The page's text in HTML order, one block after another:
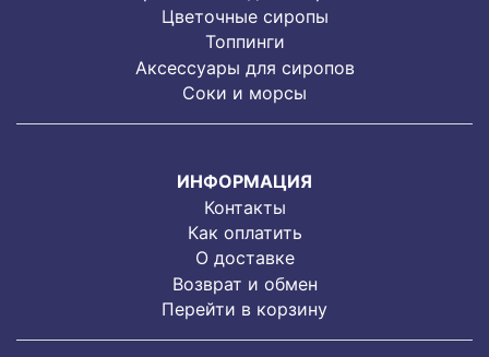
Цветочные сиропы
Топпинги
Аксессуары для сиропов
Соки и морсы
ИНФОРМАЦИЯ
Контакты
Как оплатить
О доставке
Возврат и обмен
Перейти в корзину